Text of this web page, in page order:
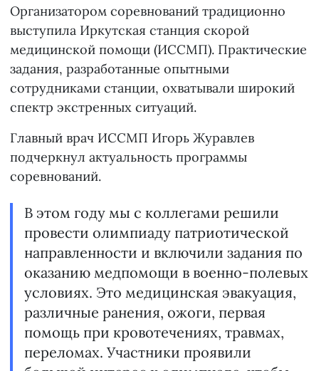
Организатором соревнований традиционно
выступила Иркутская станция скорой
медицинской помощи (ИССМП). Практические
задания, разработанные опытными
сотрудниками станции, охватывали широкий
спектр экстренных ситуаций.
Главный врач ИССМП Игорь Журавлев
подчеркнул актуальность программы
соревнований.
В этом году мы с коллегами решили
провести олимпиаду патриотической
направленности и включили задания по
оказанию медпомощи в военно-полевых
условиях. Это медицинская эвакуация,
различные ранения, ожоги, первая
помощь при кровотечениях, травмах,
переломах. Участники проявили